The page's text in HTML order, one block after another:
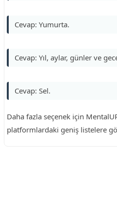
Cevap: Yumurta.
Cevap: Yıl, aylar, günler ve
Cevap: Sel.
Daha fazla seçenek için
platformlardaki geniş listelere